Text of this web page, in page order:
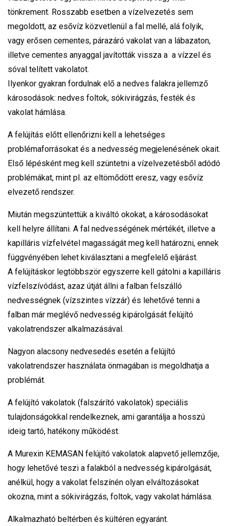
tönkrement. Rosszabb esetben a vízelvezetés sem
megoldott, az esővíz közvetlenül a fal mellé, alá folyik,
vagy erősen cementes, párazáró vakolat van a lábazaton,
illetve cementes anyaggal javították vissza a a vízzel és
sóval telített vakolatot.
Ilyenkor gyakran fordulnak elő a nedves falakra jellemző
károsodások: nedves foltok, sókivirágzás, festék és
vakolat hámlása.
A felújítás előtt ellenőrizni kell a lehetséges
problémaforrásokat és a nedvesség megjelenésének okait.
Első lépésként meg kell szüntetni a vízelvezetésből adódó
problémákat, mint pl. az eltömődött eresz, vagy esővíz
elvezető rendszer.
Miután megszüntettük a kiváltó okokat, a károsodásokat
kell helyre állítani. A fal nedvességének mértékét, illetve a
kapilláris vízfelvétel magasságát meg kell határozni, ennek
függvényében lehet kiválasztani a megfelelő eljárást.
A felújításkor legtöbbször egyszerre kell gátolni a kapilláris
vízfelszívódást, azaz útját állni a falban felszálló
nedvességnek (vízszintes vízzár) és lehetővé tenni a
falban már meglévő nedvesség kipárolgását felújító
vakolatrendszer alkalmazásával.
Nagyon alacsony nedvesedés esetén a felújító
vakolatrendszer használata önmagában is megoldhatja a
problémát.
A felújító vakolatok (falszárító vakolatok) speciális
tulajdonságokkal rendelkeznek, ami garantálja a hosszú
ideig tartó, hatékony működést.
A Murexin KEMASAN felújító vakolatok alapvető jellemzője,
hogy lehetővé teszi a falakból a nedvesség kipárolgását,
anélkül, hogy a vakolat felszínén olyan elváltozásokat
okozna, mint a sókivirágzás, foltok, vagy vakolat hámlása.
Alkalmazható beltérben és kültéren egyaránt.